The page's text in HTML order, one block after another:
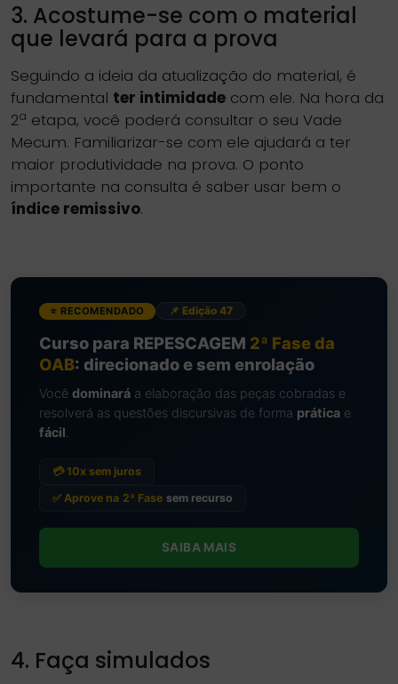
3. Acostume-se com o material
que levará para a prova
Seguindo a ideia da atualização do material, é
fundamental ter intimidade com ele. Na hora da
2a etapa, você poderá consultar o seu Vade
Mecum. Familiarizar-se com ele ajudará a ter
maior produtividade na prova. O ponto
importante na consulta é saber usar bem o
índice remissivo.
⭐ RECOMENDADO 📌 Edição 47
Curso para REPESCAGEM 2ª Fase da
OAB: direcionado e sem enrolação
Você dominará a elaboração das peças cobradas e
resolverá as questões discursivas de forma prática e
fácil
💳 10x sem juros
✅ Aprove na 2ª Fase sem recurso
SAIBA MAIS
4. Faça simulados